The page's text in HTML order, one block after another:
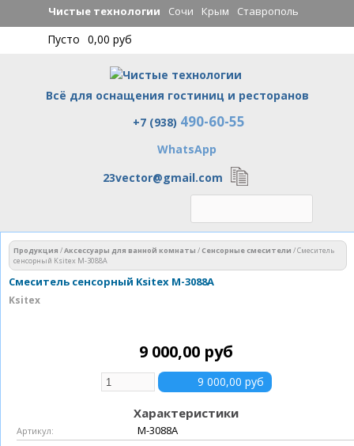
Перейти к
основному
содержанию
Чистые технологии Сочи Крым Ставрополь
Пусто 0,00 руб
Всё для оснащения гостиниц и ресторанов
Чистые технологии
+7 (938) 490-60-55
WhatsApp
23vector@gmail.com
Вы здесь
Продукция /Аксессуары для ванной комнаты / Сенсорные смесители /Смеситель
сенсорный Ksitex М-3088А
Смеситель сенсорный Ksitex М-3088А
Ksitex
9 000,00 руб
Характеристики
Артикул: М-3088А